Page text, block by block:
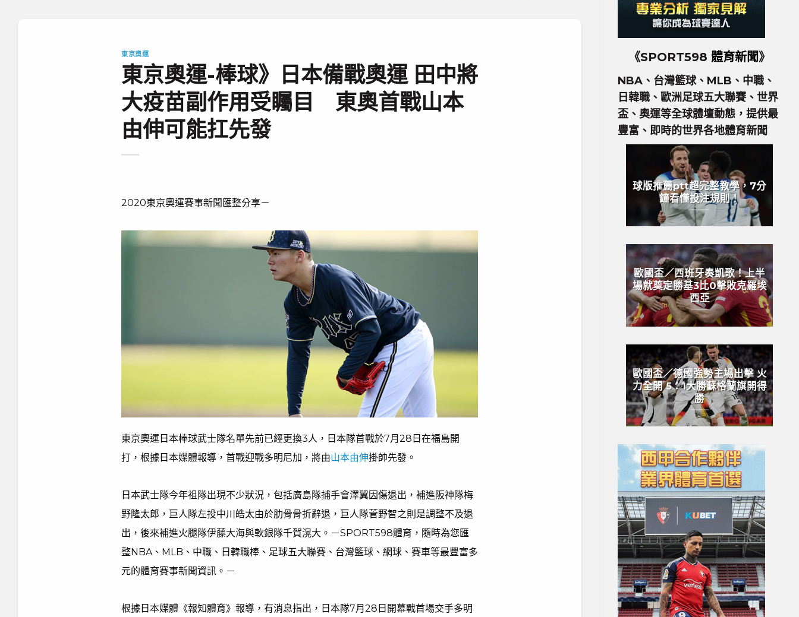
東京奧運
東京奧運-棒球》日本備戰奧運 田中將
大疫苗副作用受矚目 東奧首戰山本
由伸可能扛先發
2020東京奧運賽事新聞匯整分享－
東京奧運日本棒球武士隊名單先前已經更換3人，日本隊首戰於7月28日在福島開
打，根據日本媒體報導，首戰迎戰多明尼加，將由山本由伸掛帥先發。
日本武士隊今年祖隊出現不少狀況，包括廣島隊捕手會澤翼因傷退出，補進阪神隊梅
野隆太郎，巨人隊左投中川皓太由於肋骨骨折辭退，巨人隊菅野智之則是調整不及退
出，後來補進火腿隊伊藤大海與軟銀隊千賀滉大。－SPORT598體育，隨時為您匯
整NBA、MLB、中職、日韓職棒、足球五大聯賽、台灣籃球、網球、賽車等最豐富多
元的體育賽事新聞資訊。－
根據日本媒體《報知體育》報導，有消息指出，日本隊7月28日開幕戰首場交手多明
《SPORT598 體育新聞》
NBA、台灣籃球、MLB、中職、
日韓職、歐洲足球五大聯賽、世界
盃、奧運等全球體壇動態，提供最
豐富、即時的世界各地體育新聞
球版推薦ptt超完整教學，7分
鐘看懂投注規則！
歐國盃／西班牙奏凱歌！上半
場就奠定勝基3比0擊敗克羅埃
西亞
歐國盃／德國強勢主場出擊 火
力全開 5：1大勝蘇格蘭旗開得
勝